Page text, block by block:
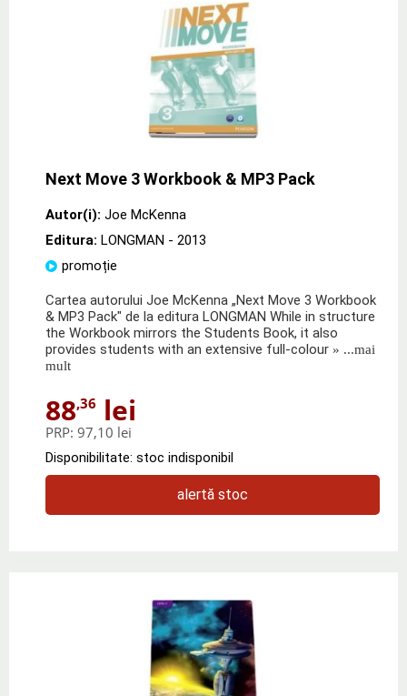
Next Move 3 Workbook & MP3 Pack
Autor(i): Joe McKenna
Editura: LONGMAN - 2013
promoție
Cartea autorului Joe McKenna „Next Move 3 Workbook
& MP3 Pack" de la editura LONGMAN While in structure
the Workbook mirrors the Students Book, it also
provides students with an extensive full-colour » ...mai
mult
88,36 lei
PRP: 97,10 lei
Disponibilitate: stoc indisponibil
alertă stoc